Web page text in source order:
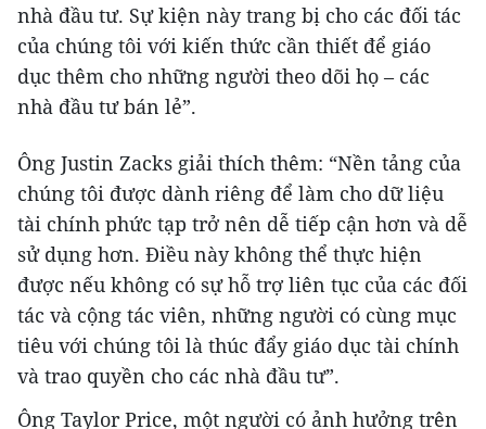
nhà đầu tư. Sự kiện này trang bị cho các đối tác
của chúng tôi với kiến ​​thức cần thiết để giáo
dục thêm cho những người theo dõi họ – các
nhà đầu tư bán lẻ”.
Ông Justin Zacks giải thích thêm: “Nền tảng của
chúng tôi được dành riêng để làm cho dữ liệu
tài chính phức tạp trở nên dễ tiếp cận hơn và dễ
sử dụng hơn. Điều này không thể thực hiện
được nếu không có sự hỗ trợ liên tục của các đối
tác và cộng tác viên, những người có cùng mục
tiêu với chúng tôi là thúc đẩy giáo dục tài chính
và trao quyền cho các nhà đầu tư”.
Ông Taylor Price, một người có ảnh hưởng trên